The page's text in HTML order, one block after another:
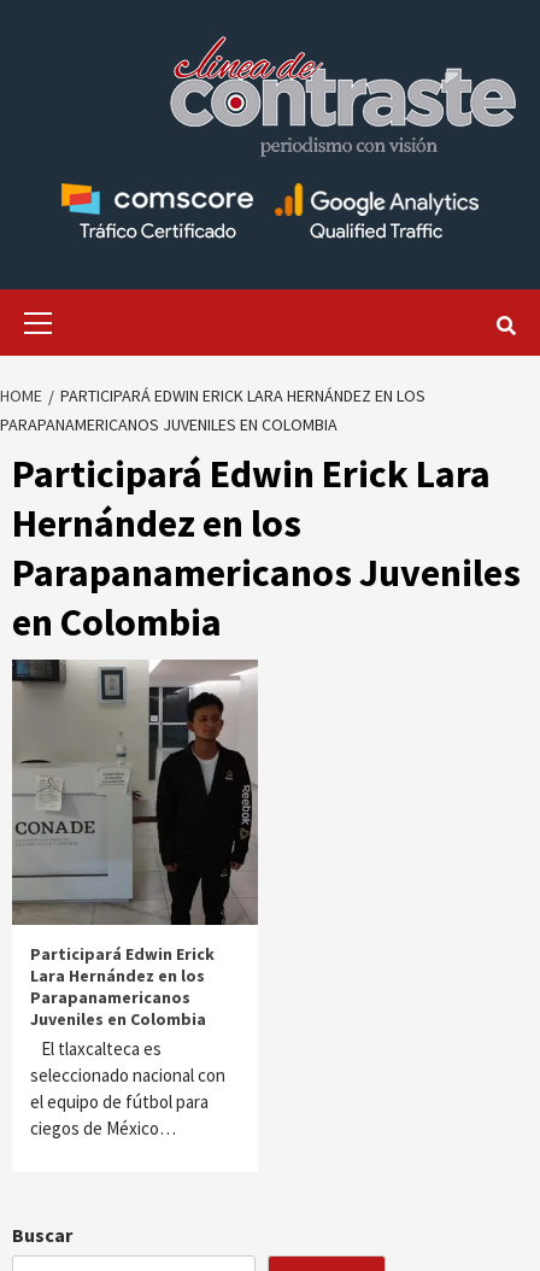
HOME
PARTICIPARÁ EDWIN ERICK LARA HERNÁNDEZ EN LOS
PARAPANAMERICANOS JUVENILES EN COLOMBIA
Participará Edwin Erick Lara
Hernández en los
Parapanamericanos Juveniles
en Colombia
Participará Edwin Erick
Lara Hernández en los
Parapanamericanos
Juveniles en Colombia
El tlaxcalteca es
seleccionado nacional con
el equipo de fútbol para
ciegos de México…
Buscar